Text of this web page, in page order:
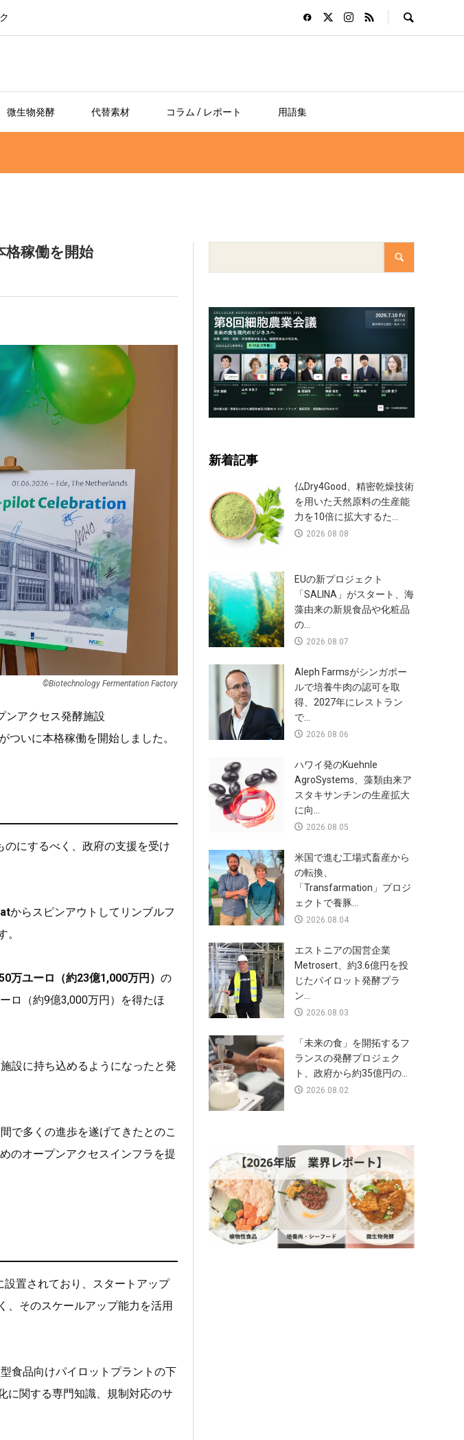
微生物発酵 代替素材 コラム / レポート 用語集
稼働を開始
©Biotechnology Fermentation Factory
ンアクセス発酵施設
ついに本格稼働を開始しました。
にするべく、政府の支援を受け
からスピンアウトしてリンブルフ
万ユーロ（約23億1,000万円） の
ロ（約9億3,000万円）を得たほ
設に持ち込めるようになったと発
で多くの進歩を遂げてきたとのこ
のオープンアクセスインフラを提
設置されており、スタートアップ
、そのスケールアップ能力を活用
食品向けパイロットプラントの下
に関する専門知識、規制対応のサ
新着記事
仏Dry4Good、精密乾燥技術
を用いた天然原料の生産能
力を10倍に拡大するた...
2026.08.08
EUの新プロジェクト
「SALINA」がスタート、海
藻由来の新規食品や化粧品
の...
2026.08.07
Aleph Farmsがシンガポー
ルで培養牛肉の認可を取
得、2027年にレストラン
で...
2026.08.06
ハワイ発のKuehnle
AgroSystems、藻類由来ア
スタキサンチンの生産拡大
に向...
2026.08.05
米国で進む工場式畜産から
の転換、
「Transfarmation」プロジ
ェクトで養豚...
2026.08.04
エストニアの国営企業
Metrosert、約3.6億円を投
じたパイロット発酵プラ
ン...
2026.08.03
「未来の食」を開拓するフ
ランスの発酵プロジェク
ト、政府から約35億円の...
2026.08.02